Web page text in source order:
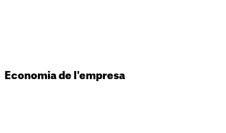
Economia de l'empresa